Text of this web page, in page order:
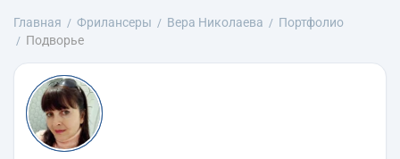
Главная Фрилансеры Вера Николаева
Портфолио
Подворье